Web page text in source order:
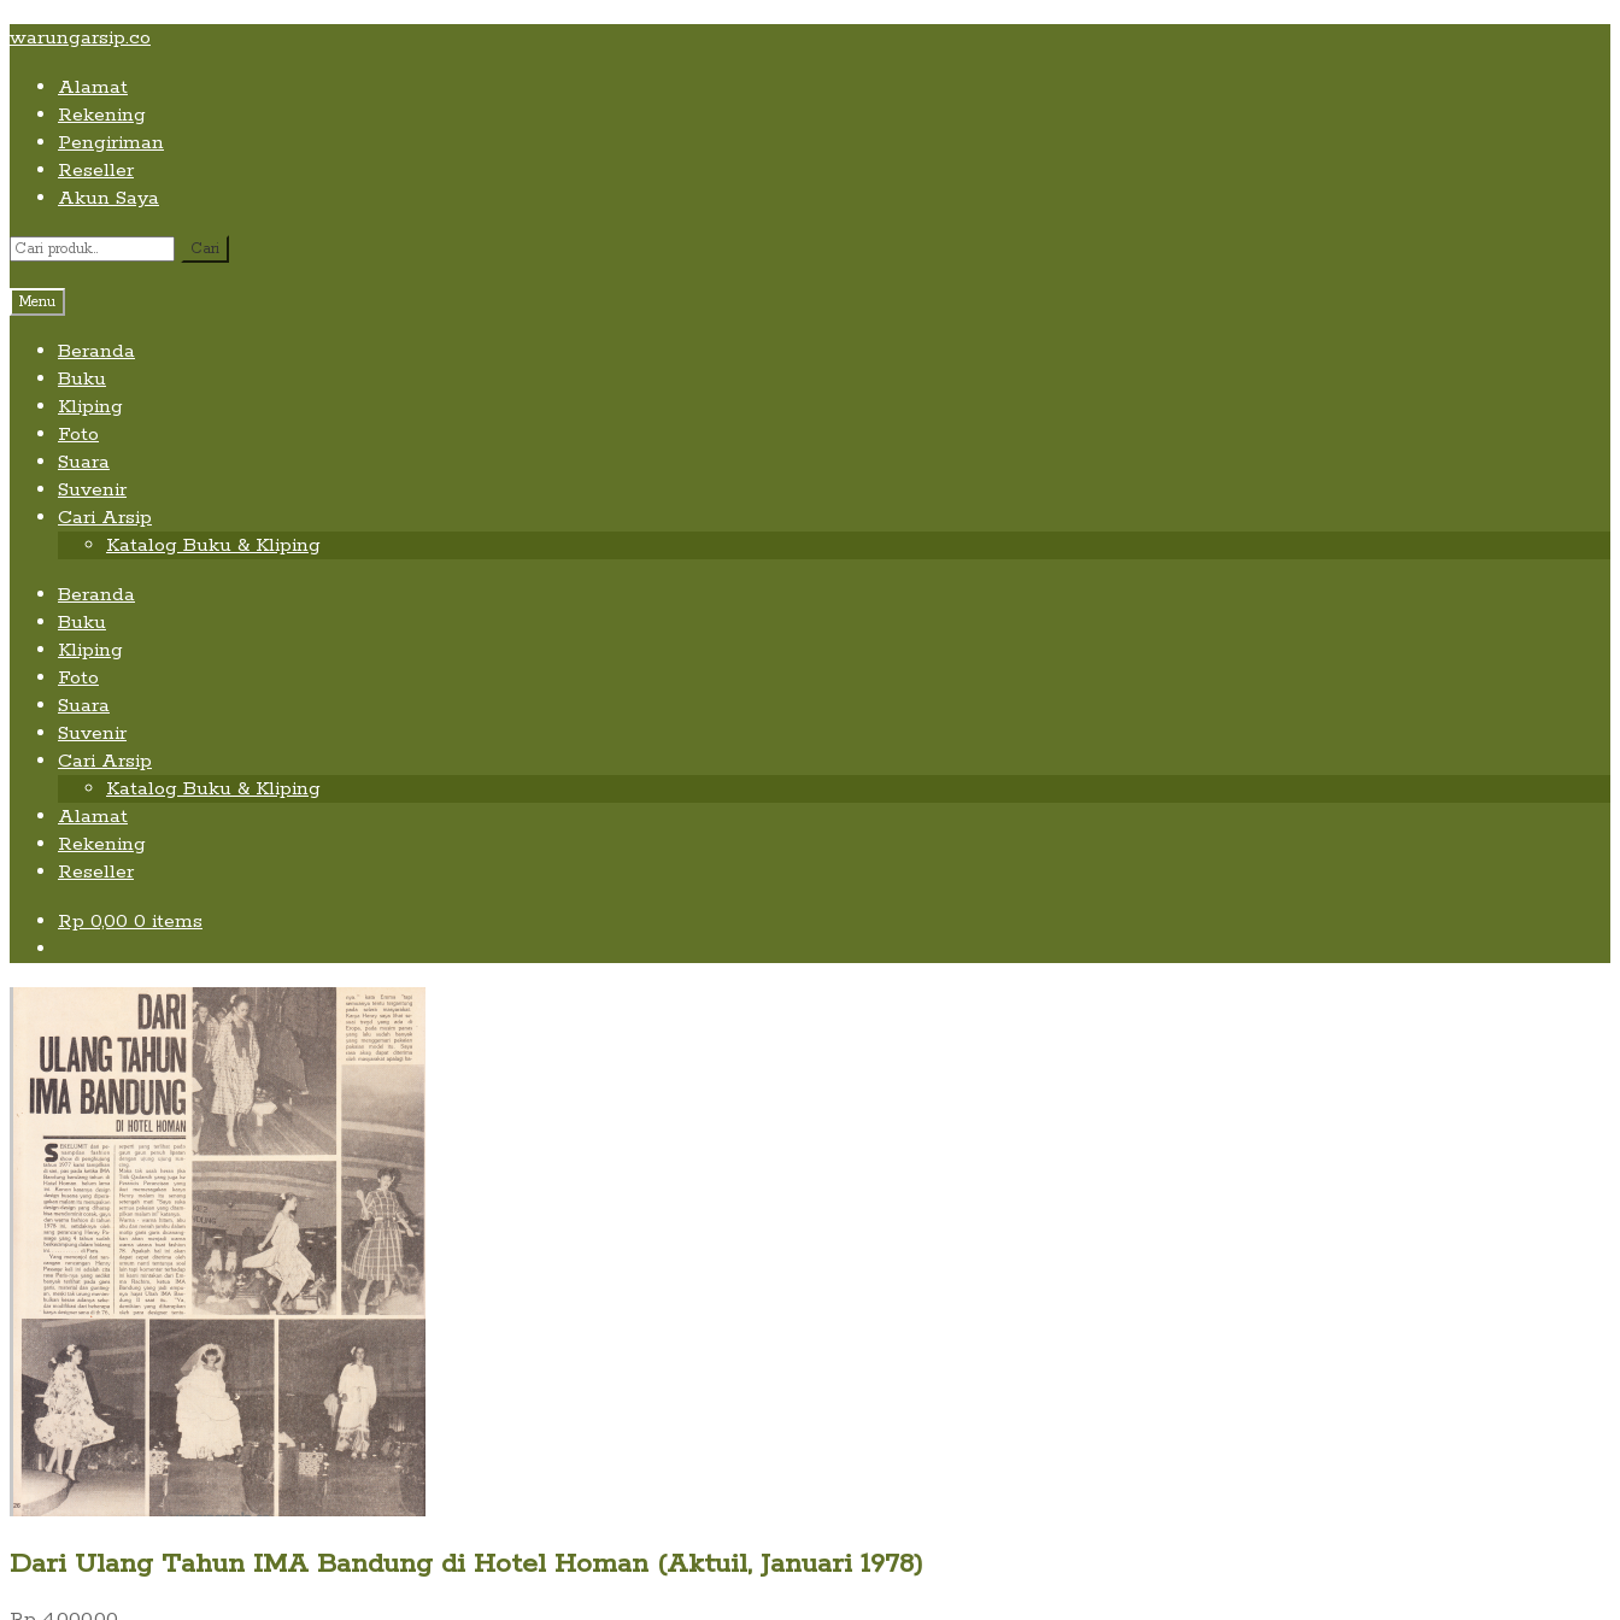
Skip
content
Skip
navigation
Skip
content
warungarsip.co
Alamat
Rekening
Pengiriman
Reseller
Akun Saya
Pencarian
Cari
Menu
Beranda
Buku
Kliping
Foto
Suara
Suvenir
Cari Arsip
Katalog Buku & Kliping
Beranda
Buku
Kliping
Foto
Suara
Suvenir
Cari Arsip
Katalog Buku & Kliping
Alamat
Rekening
Reseller
Rp 0,00 0 items
Dari Ulang Tahun IMA Bandung di Hotel Homan (Aktuil, Januari 1978)